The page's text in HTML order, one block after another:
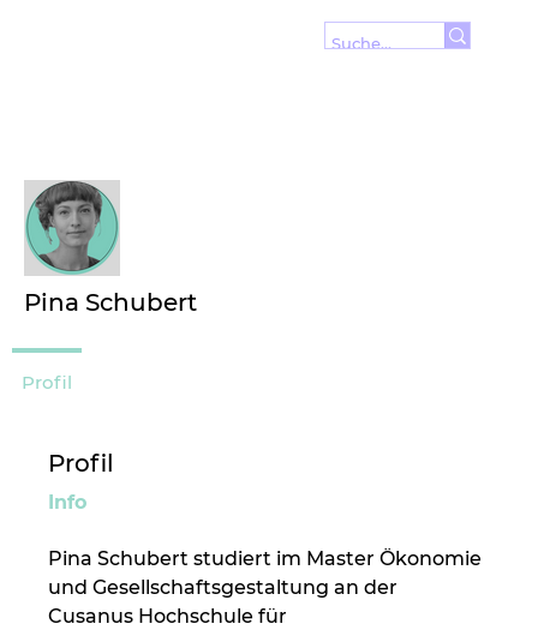
Profil
Info
Pina Schubert studiert im Master Ökonomie
und Gesellschaftsgestaltung an der
Cusanus Hochschule für
Pina Schubert
Profil